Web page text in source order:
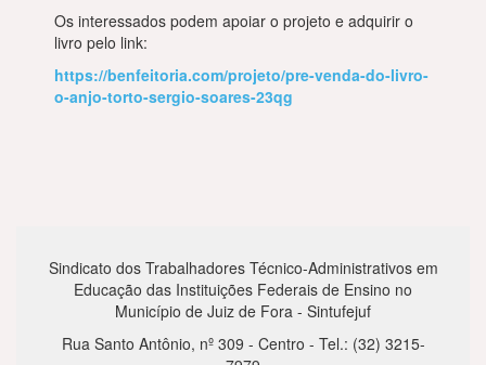
Os interessados podem apoiar o projeto e adquirir o
livro pelo link:
https://benfeitoria.com/projeto/pre-venda-do-livro-
o-anjo-torto-sergio-soares-23qg
Sindicato dos Trabalhadores Técnico-Administrativos em
Educação das Instituições Federais de Ensino no
Município de Juiz de Fora - Sintufejuf
Rua Santo Antônio, nº 309 - Centro - Tel.: (32) 3215-